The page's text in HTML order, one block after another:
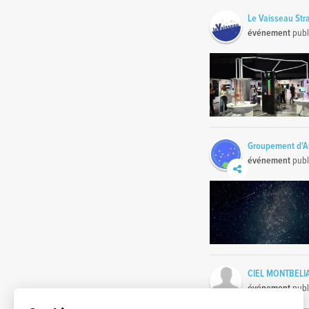
Le Vaisseau
événement
Groupement
événement
CIEL
événement